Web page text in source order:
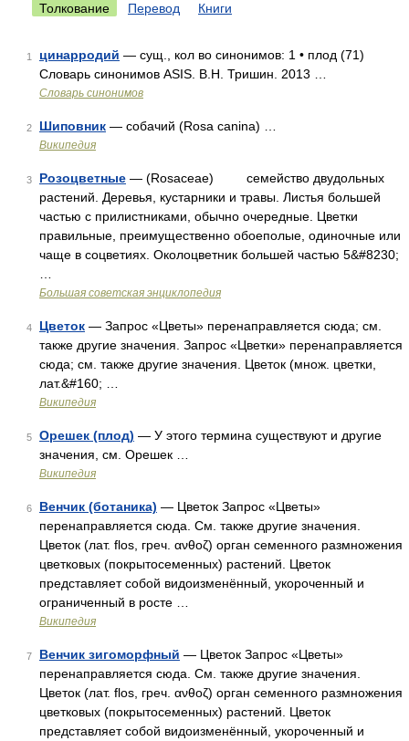
Толкование Перевод Книги
1 цинарродий — сущ., кол во синонимов: 1 • плод (71)
Словарь синонимов ASIS. В.Н. Тришин. 2013 …
Словарь синонимов
2 Шиповник — собачий (Rosa canina) …
Википедия
3 Розоцветные — (Rosaceae) семейство двудольных
растений. Деревья, кустарники и травы. Листья большей
частью с прилистниками, обычно очередные. Цветки
правильные, преимущественно обоеполые, одиночные или
чаще в соцветиях. Околоцветник большей частью 5&#8230;
Большая советская энциклопедия
4 Цветок — Запрос «Цветы» перенаправляется сюда; см.
также другие значения. Запрос «Цветки» перенаправляется
сюда; см. также другие значения. Цветок (множ. цветки,
лат.&#160; …
Википедия
5 Орешек (плод) — У этого термина существуют и другие
значения, см. Орешек …
Википедия
6 Венчик (ботаника) — Цветок Запрос «Цветы»
перенаправляется сюда. Cм. также другие значения.
Цветок (лат. flos, греч. ανθοζ) орган семенного размножения
цветковых (покрытосеменных) растений. Цветок
представляет собой видоизменённый, укороченный и
ограниченный в росте …
Википедия
7 Венчик зигоморфный — Цветок Запрос «Цветы»
перенаправляется сюда. Cм. также другие значения.
Цветок (лат. flos, греч. ανθοζ) орган семенного размножения
цветковых (покрытосеменных) растений. Цветок
представляет собой видоизменённый, укороченный и